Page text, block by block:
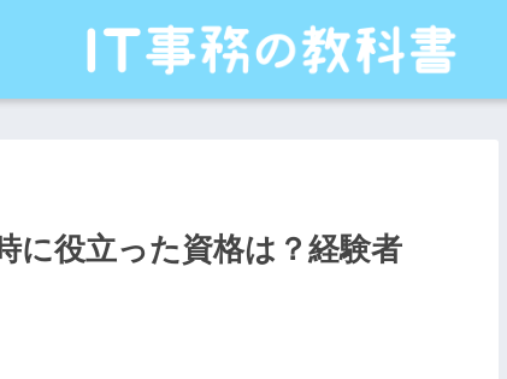
に役立った資格は？経験者